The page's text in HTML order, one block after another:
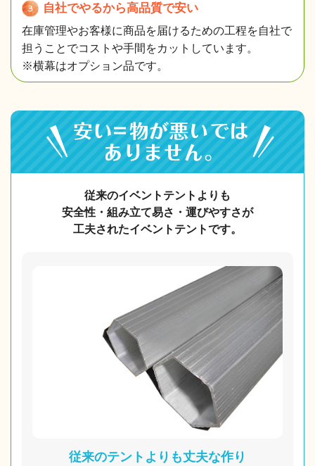
自社でやるから高品質で安い
在庫管理やお客様に商品を届けるための工程を自社で
担うことでコストや手間をカットしています。
※横幕はオプション品です。
従来のイベントテントよりも
安全性・組み立て易さ・ 運びやすさが
工夫されたイベントテントです。
従来のテントよりも丈夫な作り